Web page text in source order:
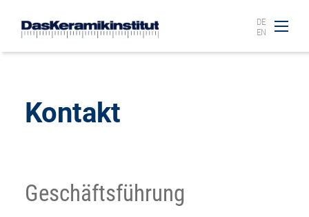
DE
EN
Kontakt
Geschäftsführung